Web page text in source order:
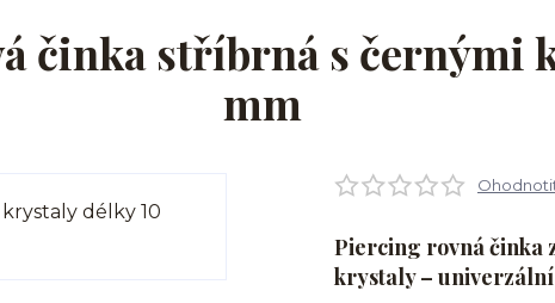
činka stříbrná s černými
mm
Piercing rovná činka
krystaly – univerzální